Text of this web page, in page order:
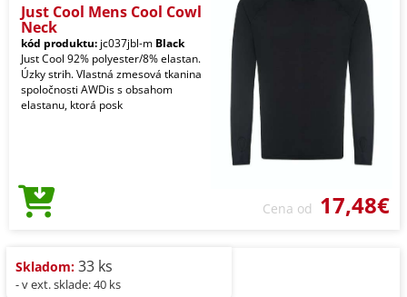
Just Cool Mens Cool Cowl
Neck
kód produktu: jc037jbl-m Black
Just Cool 92% polyester/8% elastan.
Úzky strih. Vlastná zmesová tkanina
spoločnosti AWDis s obsahom
elastanu, ktorá posk
Cena od 17,48€
Skladom: 33 ks
- v ext. sklade: 40 ks